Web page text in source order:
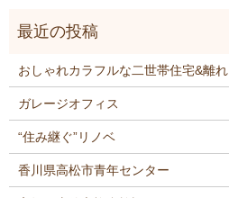
おしゃれカラフルな二世帯住宅&離れ
ガレージオフィス
“住み継ぐ”リノベ
香川県高松市青年センター